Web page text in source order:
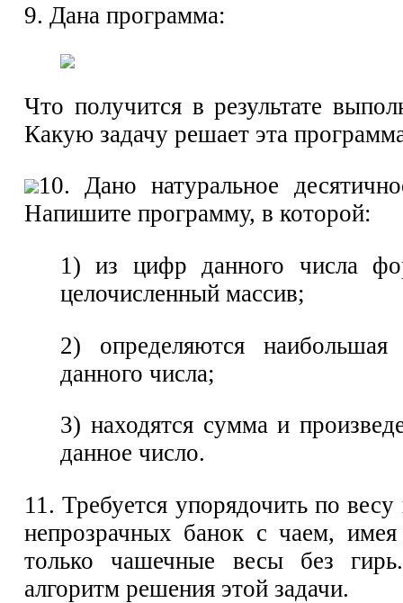
9. Дана программа:
Что получится в результате
Какую задачу решает эта
10. Дано натуральное
Напишите программу, в которой:
1) из цифр данного числа
целочисленный массив;
2) определяются
данного числа;
3) находятся сумма и
данное число.
11. Требуется упорядочить по
непрозрачных банок с чаем,
только чашечные весы без
алгоритм решения этой задачи.